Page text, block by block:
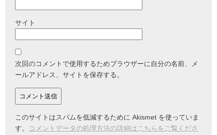
サイト
次回のコメントで使用するためブラウザーに自分の名前、メ
ールアドレス、サイトを保存する。
このサイトはスパムを低減するために Akismet を使っていま
す。
コメントデータの処理方法の詳細はこちらをご覧くださ